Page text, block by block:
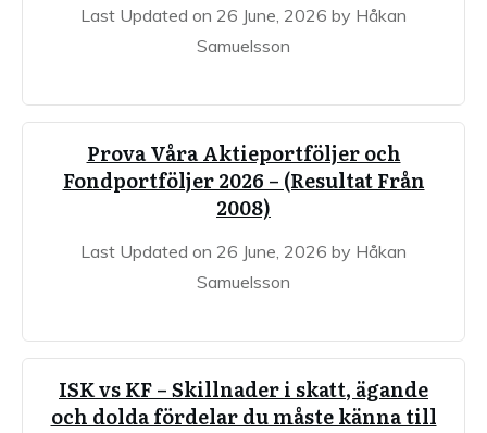
Last Updated on 26 June, 2026 by Håkan
Samuelsson
Prova Våra Aktieportföljer och
Fondportföljer 2026 – (Resultat Från
2008)
Last Updated on 26 June, 2026 by Håkan
Samuelsson
ISK vs KF – Skillnader i skatt, ägande
och dolda fördelar du måste känna till